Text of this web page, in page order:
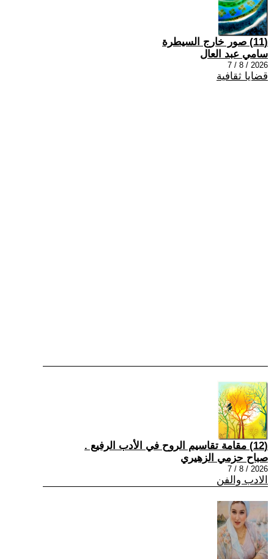
(11) صور خارج السيطرة
سامي عبد العال
2026 / 8 / 7
قضايا ثقافية
(12) مقامة تقاسيم الروح في الأدب الرفيع .
صباح حزمي الزهيري
2026 / 8 / 7
الادب والفن